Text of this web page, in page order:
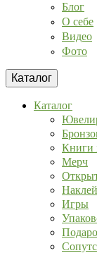
Блог
О себе
Видео
Фото
Каталог
Каталог
Книги
Мерч
Игры